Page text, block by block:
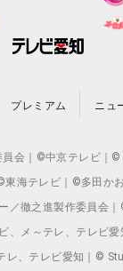
プレミアム ニュ
会｜©中京テレビ｜©
東海テレビ｜©多田か
／徹之進製作委員会
、メ～テレ、テレビ
レ、テレビ愛知｜©